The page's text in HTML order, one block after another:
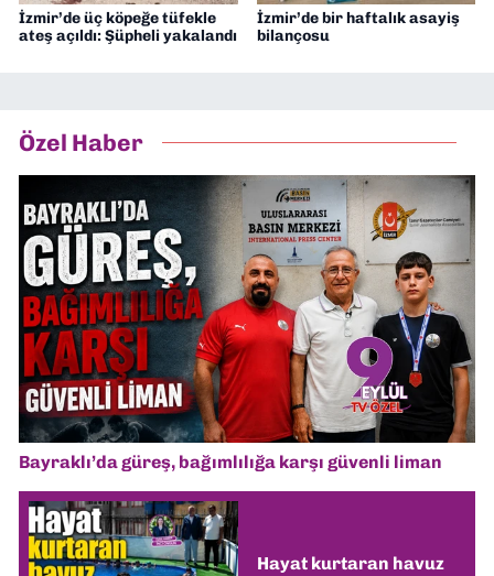
İzmir’de üç köpeğe tüfekle
ateş açıldı: Şüpheli yakalandı
İzmir’de bir haftalık asayiş
bilançosu
Özel Haber
Bayraklı’da güreş, bağımlılığa karşı güvenli liman
Hayat kurtaran havuz